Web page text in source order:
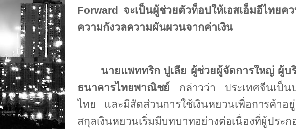
Forward จะเป็นผู้ช่วยตัวท็อปให้เอสเอ็มอีไท
ความกังวลความผันผวนจากค่าเงิน
นายแพททริก ปูเลีย ผู้ช่วยผู้จัดการใหญ่ ผู้บ
ธนาคารไทยพาณิชย์ กล่าวว่า ประเทศจีนเป็น
ไทย และมีสัดส่วนการใช้เงินหยวนเพื่อการค้า
สกุลเงินหยวนเริ่มมีบทบาทอย่างต่อเนื่องที่ผู้ประ